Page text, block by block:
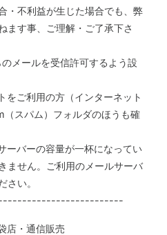
・不利益が生じた場合でも、弊
ます事、ご理解・ご了承下さ
メールを受信許可するよう設
をご利用の方（インターネット
スパム）フォルダのほうも確
ーバーの容量が一杯になってい
ません。ご利用のメールサーバ
さい。
店・通信販売